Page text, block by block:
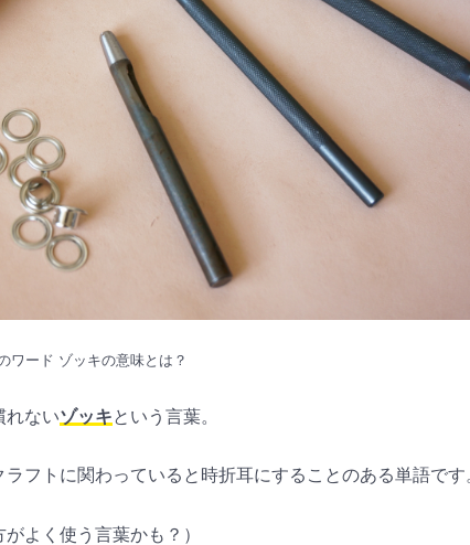
ワード ゾッキの意味とは？
れないゾッキという言葉。
フトに関わっていると時折耳にすることのある単語です
よく使う言葉かも？）